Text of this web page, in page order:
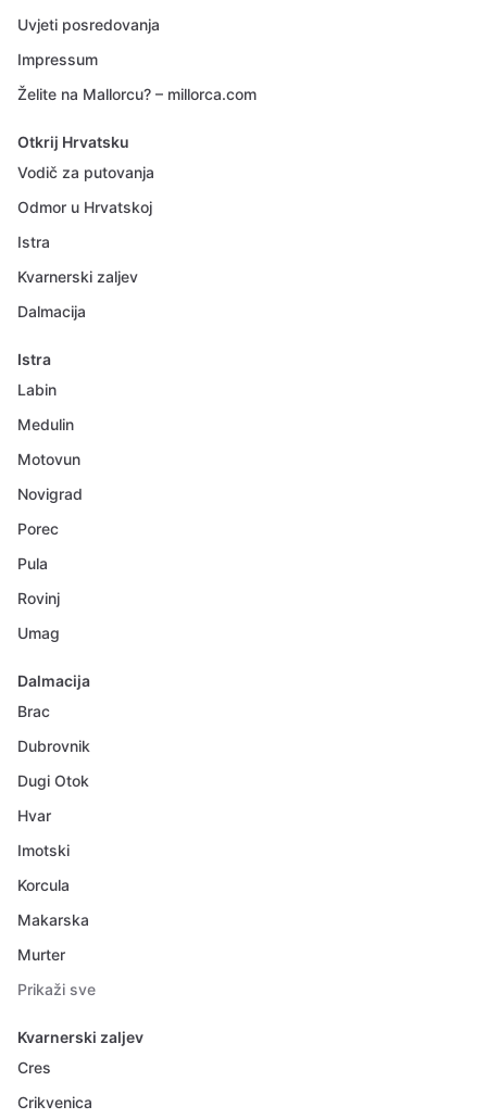
Uvjeti posredovanja
Impressum
Želite na Mallorcu? – millorca.com
Otkrij Hrvatsku
Vodič za putovanja
Odmor u Hrvatskoj
Istra
Kvarnerski zaljev
Dalmacija
Istra
Labin
Medulin
Motovun
Novigrad
Porec
Pula
Rovinj
Umag
Dalmacija
Brac
Dubrovnik
Dugi Otok
Hvar
Imotski
Korcula
Makarska
Murter
Prikaži sve
Kvarnerski zaljev
Cres
Crikvenica